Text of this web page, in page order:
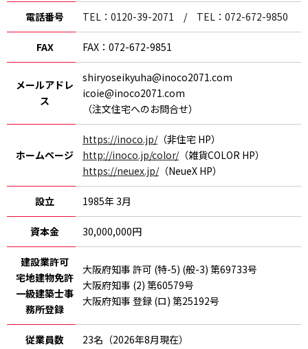
電話番号 TEL：0120-39-2071 / TEL：072-672-9850
FAX FAX：072-672-9851
メールアドレ
ス
shiryoseikyuha@inoco2071.com
icoie@inoco2071.com
（注文住宅へのお問合せ）
ホームページ
https://inoco.jp/（非住宅 HP）
http://inoco.jp/color/（雑貨COLOR HP）
https://neuex.jp/（NeueX HP）
設立 1985年 3月
資本金 30,000,000円
建設業許可
宅地建物免許
一級建築士事
務所登録
大阪府知事 許可 (特-5) (般-3) 第69733号
大阪府知事 (2) 第60579号
大阪府知事 登録 (ロ) 第25192号
従業員数 23名（2026年8月現在）